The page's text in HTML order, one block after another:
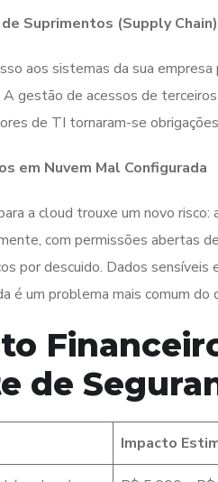
Suprimentos (Supply Chain)
aos sistemas da sua
gestão de acessos de
de TI tornaram-se
em Nuvem Mal Configurada
a cloud trouxe um novo risco:
com permissões abertas
por descuido. Dados
é um problema mais comum do
de
Impacto